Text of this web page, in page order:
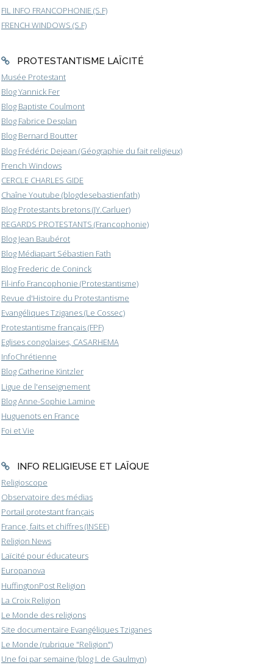
FIL INFO FRANCOPHONIE (S.F)
FRENCH WINDOWS (S.F)
PROTESTANTISME LAÏCITÉ
Musée Protestant
Blog Yannick Fer
Blog Baptiste Coulmont
Blog Fabrice Desplan
Blog Bernard Boutter
Blog Frédéric Dejean (Géographie du fait religieux)
French Windows
CERCLE CHARLES GIDE
Chaîne Youtube (blogdesebastienfath)
Blog Protestants bretons (JY.Carluer)
REGARDS PROTESTANTS (Francophonie)
Blog Jean Baubérot
Blog Médiapart Sébastien Fath
Blog Frederic de Coninck
Fil-info Francophonie (Protestantisme)
Revue d'Histoire du Protestantisme
Evangéliques Tziganes (Le Cossec)
Protestantisme français (FPF)
Eglises congolaises, CASARHEMA
InfoChrétienne
Blog Catherine Kintzler
Ligue de l'enseignement
Blog Anne-Sophie Lamine
Huguenots en France
Foi et Vie
INFO RELIGIEUSE ET LAÏQUE
Religioscope
Observatoire des médias
Portail protestant français
France, faits et chiffres (INSEE)
Religion News
Laïcité pour éducateurs
Europanova
HuffingtonPost Religion
La Croix Religion
Le Monde des religions
Site documentaire Evangéliques Tziganes
Le Monde (rubrique "Religion")
Une foi par semaine (blog I. de Gaulmyn)